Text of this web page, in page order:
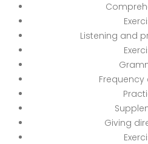
Listening and
Giving